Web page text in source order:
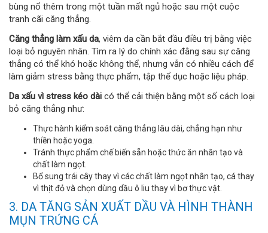
bùng nổ thêm trong một tuần mất ngủ hoặc sau một cuộc
tranh cãi căng thẳng.
Căng thẳng làm xấu da, viêm da cần bắt đầu điều trị bằng việc
loại bỏ nguyên nhân. Tìm ra lý do chính xác đằng sau sự căng
thẳng có thể khó hoặc không thể, nhưng vẫn có nhiều cách để
làm giảm stress bằng thực phẩm, tập thể dục hoặc liệu pháp.
Da xấu vì stress kéo dài có thể cải thiện bằng một số cách loại
bỏ căng thẳng như:
Thực hành kiểm soát căng thẳng lâu dài, chẳng hạn như
thiền hoặc yoga.
Tránh thực phẩm chế biến sẵn hoặc thức ăn nhân tạo và
chất làm ngọt.
Bổ sung trái cây thay vì các chất làm ngọt nhân tạo, cá thay
vì thịt đỏ và chọn dùng dầu ô liu thay vì bơ thực vật.
3. DA TĂNG SẢN XUẤT DẦU VÀ HÌNH THÀNH
MỤN TRỨNG CÁ